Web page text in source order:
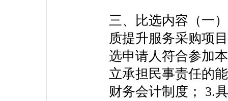
三、比选内容（一
质提升服务采购项
选申请人符合参加
立承担民事责任的
财务会计制度； 3.